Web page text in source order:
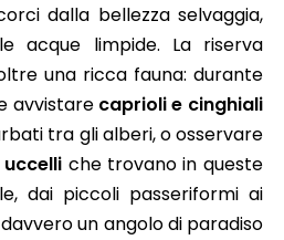
dalla bellezza selvaggia,
acque limpide. La riserva
una ricca fauna: durante
avvistare caprioli e cinghiali
tra gli alberi, o osservare
uccelli che trovano in queste
dai piccoli passeriformi ai
un angolo di paradiso